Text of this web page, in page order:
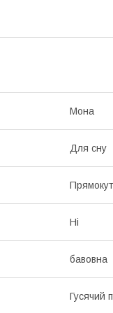
Мона
Для сну
Ні
бавовна
Гусячий